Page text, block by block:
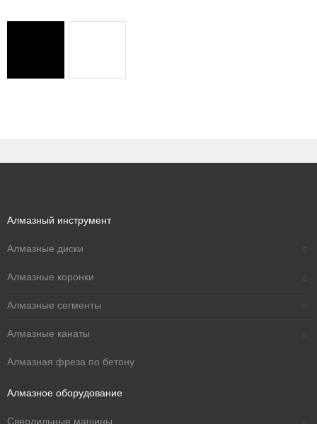
Алмазный инструмент
Алмазные диски
Алмазные коронки
Алмазные сегменты
Алмазные канаты
Алмазная фреза по бетону
Алмазное оборудование
Сверлильные машины